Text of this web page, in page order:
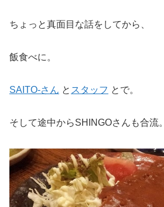
ちょっと真面目な話をしてから、
飯食べに。
SAITO-さん と スタッフ とで。
そして途中からSHINGOさんも合流。